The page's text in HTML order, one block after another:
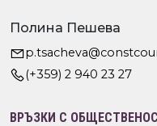
Полина Пешева
(+359) 2 940 23 27
ВРЪЗКИ С